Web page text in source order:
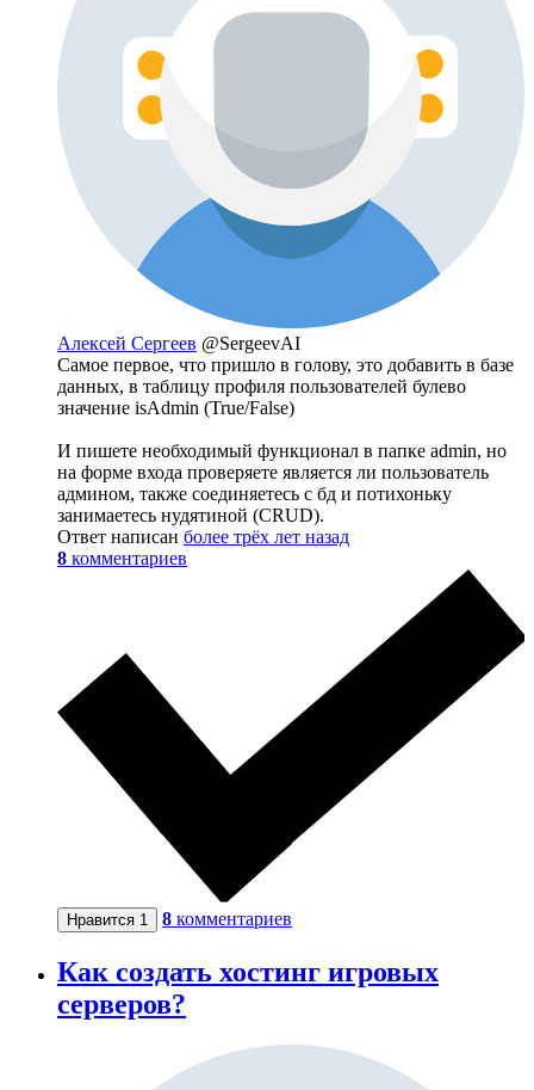
Алексей Сергеев @SergeevAI
Самое первое, что пришло в голову, это добавить в базе
данных, в таблицу профиля пользователей булево
значение isAdmin (True/False)
И пишете необходимый функционал в папке admin, но
на форме входа проверяете является ли пользователь
админом, также соединяетесь с бд и потихоньку
занимаетесь нудятиной (CRUD).
Ответ написан более трёх лет назад
8 комментариев
Нравится 1 8 комментариев
Как создать хостинг игровых
серверов?